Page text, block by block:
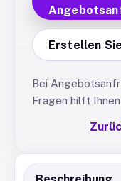
Erstellen
Bei
Fragen hilft